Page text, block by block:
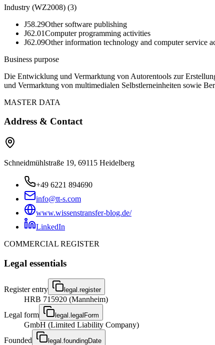
Industry (WZ2008) (3)
J58.29Other software publishing
J62.01Computer programming activities
J62.09Other information technology and computer service
Business purpose
Die Entwicklung und Vermarktung von Autorentools zur
und Vermarktung von multimedialen Selbstlerneinheiten sowie
MASTER DATA
Address & Contact
Schneidmühlstraße 19, 69115 Heidelberg
+49 6221 894690
info@tt-s.com
www.wissenstransfer-blog.de/
LinkedIn
COMMERCIAL REGISTER
Legal essentials
Register entry legal.register
HRB 715920 (Mannheim)
Legal form
legal.legalForm
GmbH (Limited Liability Company)
Founded
legal.foundingDate